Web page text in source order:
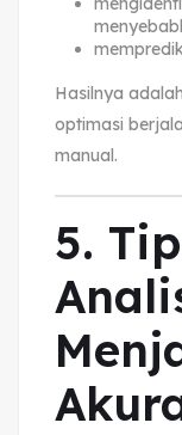
Hasilnya
optimasi
manual.
5.